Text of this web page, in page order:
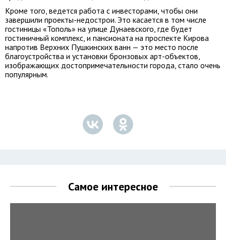
Кроме того, ведется работа с инвесторами, чтобы они
завершили проекты-недострои. Это касается в том числе
гостиницы «Тополь» на улице Дунаевского, где будет
гостиничный комплекс, и пансионата на проспекте Кирова
напротив Верхних Пушкинских ванн — это место после
благоустройства и установки бронзовых арт-объектов,
изображающих достопримечательности города, стало очень
популярным.
Самое интересное